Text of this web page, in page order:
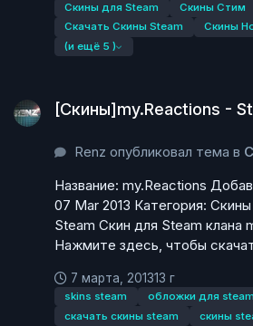
Скины для Steam
Скины Стим
Скачать Скины Steam
Скины
(и ещё 5 )
[Скины]my.Reactions -
Renz опубликовал тема в
Название: my.Reactions
07 Mar 2013 Категория:
Steam Скин для Steam клана
Нажмите здесь, чтобы
7 марта, 201313 г
skins steam
обложки для steam
скачать скины steam
скины